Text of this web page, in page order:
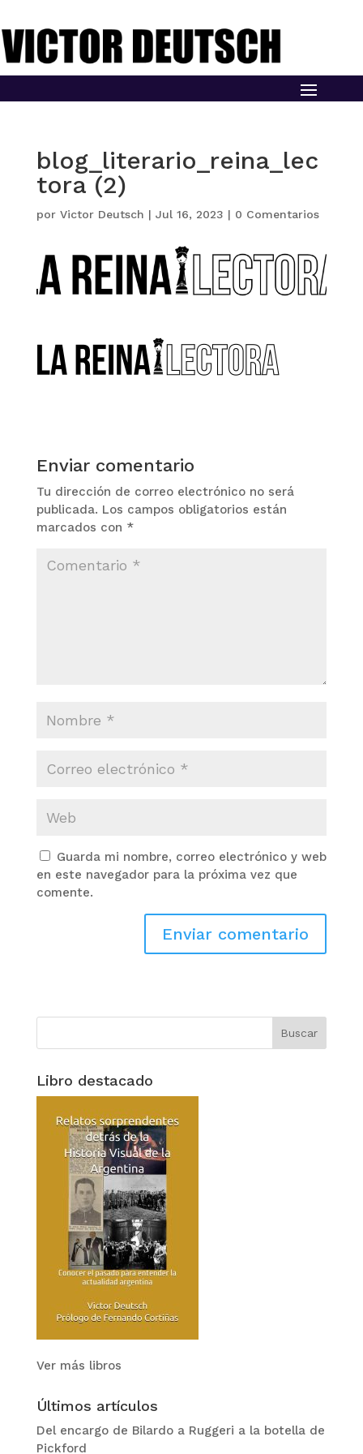
blog_literario_reina_lec
tora (2)
por Victor Deutsch | Jul 16, 2023 | 0 Comentarios
Enviar comentario
Tu dirección de correo electrónico no será
publicada. Los campos obligatorios están
marcados con *
Guarda mi nombre, correo electrónico y web
en este navegador para la próxima vez que
comente.
Libro destacado
Ver más libros
Últimos artículos
Del encargo de Bilardo a Ruggeri a la botella de
Pickford